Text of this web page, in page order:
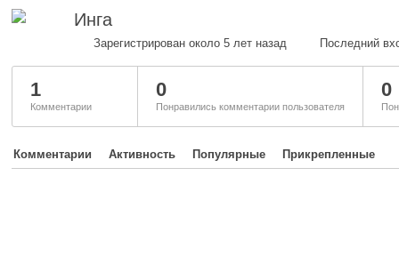
Инга
Зарегистрирован около 5 лет назад Последний
1
Комментарии
0
Понравились комментарии пользователя
0
Комментарии Активность Популярные Прикрепленные